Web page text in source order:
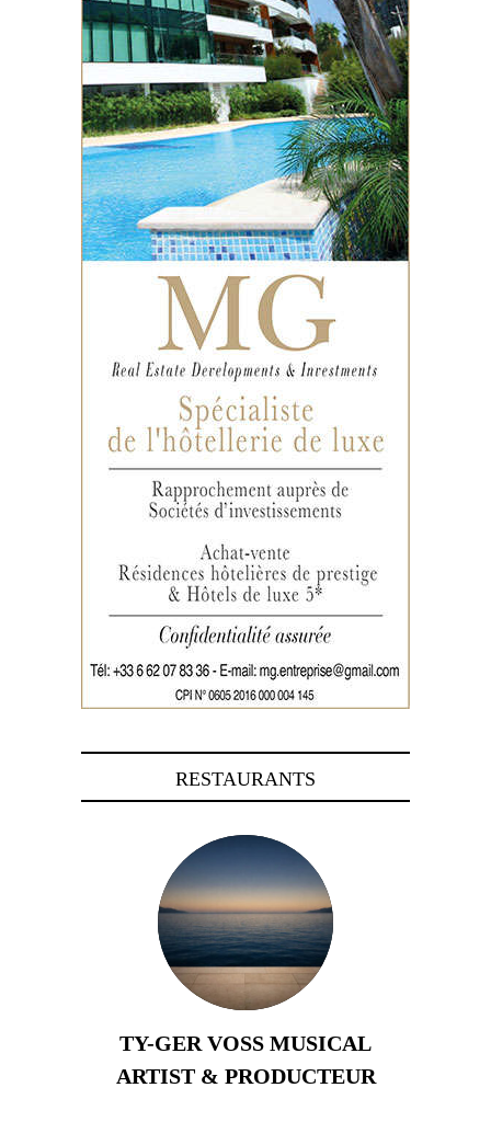
RESTAURANTS
TY-GER VOSS MUSICAL
ARTIST & PRODUCTEUR